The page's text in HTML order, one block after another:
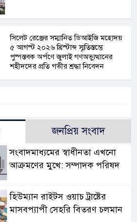
সিলেট রেঞ্জের সম্মানিত ডিআইজি মহোদয়
৫ আগস্ট ২০২৬ খ্রিস্টাব্দ স্মৃতিস্তম্ভে
পুষ্পস্তবক অর্পণে জুলাই গণঅভ্যুত্থানের
শহীদদের প্রতি গভীর শ্রদ্ধা নিবেদন
জনপ্রিয় সংবাদ
সংবাদমাধ্যমের স্বাধীনতা এখনো
আক্রমণের মুখে: সম্পাদক পরিষদ
হিউম্যান রাইটস ওয়াচ ট্রাষ্টের
মাসবপ্যাপী সেহরি বিতরণ চলমান